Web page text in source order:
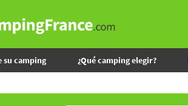
su camping ¿Qué camping elegir?